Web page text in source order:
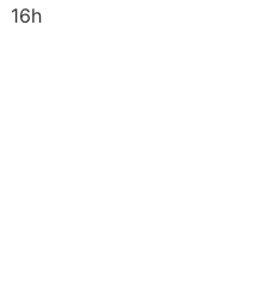
16h